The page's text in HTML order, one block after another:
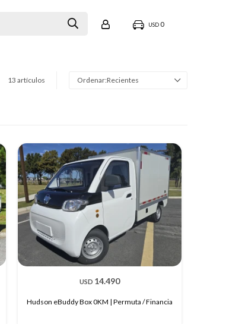
USD 0
13 artículos Recientes
USD 14.490
Hudson eBuddy Box 0KM | Permuta / Financia